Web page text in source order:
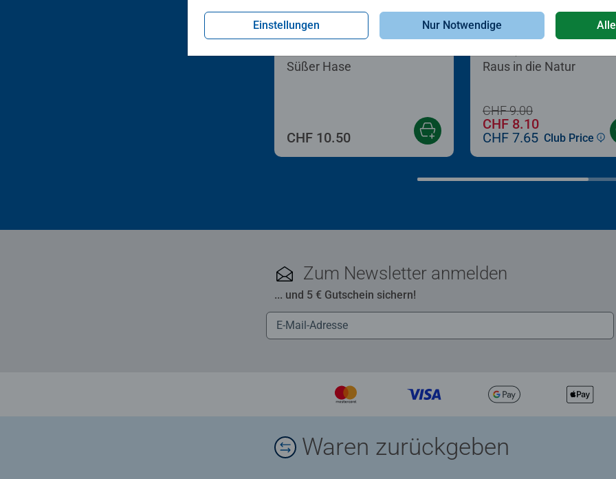
Süßer Hase
CHF 10.50
Raus in die Natur
-10%
CHF 9.00
CHF 8.10
CHF 7.65 Club Price
Zum Newsletter anmelden
... und 5 € Gutschein sichern!
Waren zurückgeben
Einstellungen Nur Notwendige